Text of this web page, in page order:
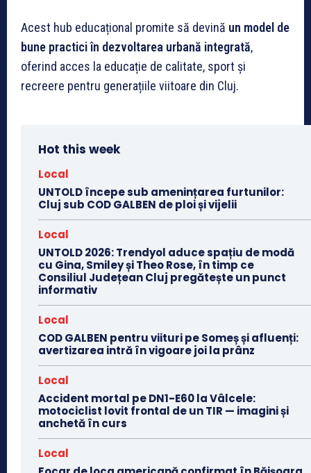
Acest hub educațional promite să devină un model de
bune practici în dezvoltarea urbană integrată,
oferind acces la educație de calitate, sport și
recreere pentru generațiile viitoare din Cluj.
Hot this week
Local
UNTOLD începe sub amenințarea furtunilor:
Cluj sub COD GALBEN de ploi și vijelii
Local
UNTOLD 2026: Trendyol aduce spațiu de modă
cu Gina, Smiley și Theo Rose, în timp ce
Consiliul Județean Cluj pregătește un punct
informativ
Local
COD GALBEN pentru viituri pe Someș și afluenți:
avertizarea intră în vigoare joi la prânz
Local
Accident mortal pe DN1-E60 la Vâlcele:
motociclist lovit frontal de un TIR — imagini și
anchetă în curs
Local